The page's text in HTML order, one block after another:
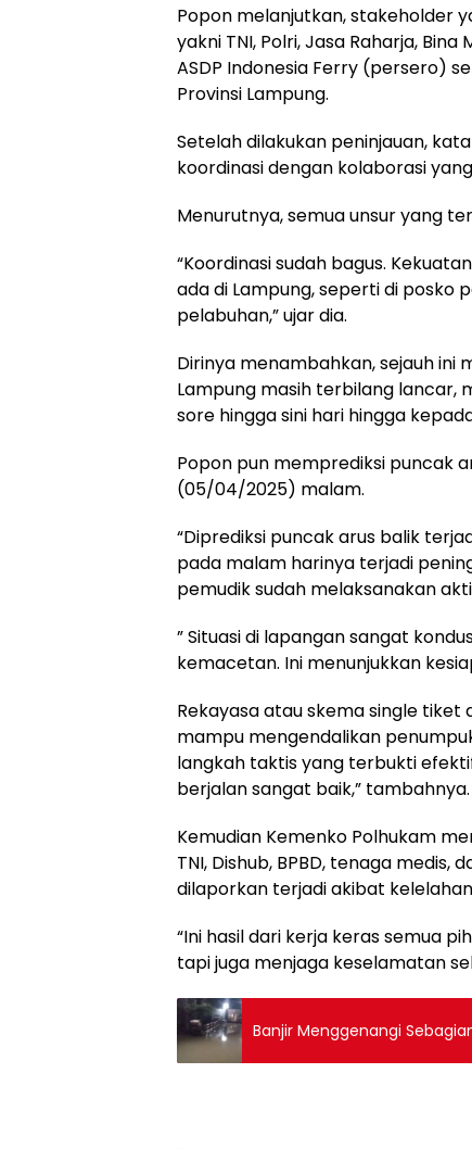
Popon melanjutkan, stakeholder
yakni TNI, Polri, Jasa Raharja,
ASDP Indonesia Ferry (persero)
Provinsi Lampung.
Setelah dilakukan peninjauan,
koordinasi dengan kolaborasi
Menurutnya, semua unsur yang
“Koordinasi sudah bagus.
ada di Lampung, seperti di posko
pelabuhan,” ujar dia.
Dirinya menambahkan, sejauh ini
Lampung masih terbilang lancar,
sore hingga sini hari hingga
Popon pun memprediksi puncak
(05/04/2025) malam.
“Diprediksi puncak arus balik
pada malam harinya terjadi
pemudik sudah melaksanakan
” Situasi di lapangan sangat
kemacetan. Ini menunjukkan
Rekayasa atau skema single tiket
mampu mengendalikan
langkah taktis yang terbukti
berjalan sangat baik,” tambahnya.
Kemudian Kemenko Polhukam
TNI, Dishub, BPBD, tenaga
dilaporkan terjadi akibat
“Ini hasil dari kerja keras semua
tapi juga menjaga keselamatan
Banjir Menggenangi